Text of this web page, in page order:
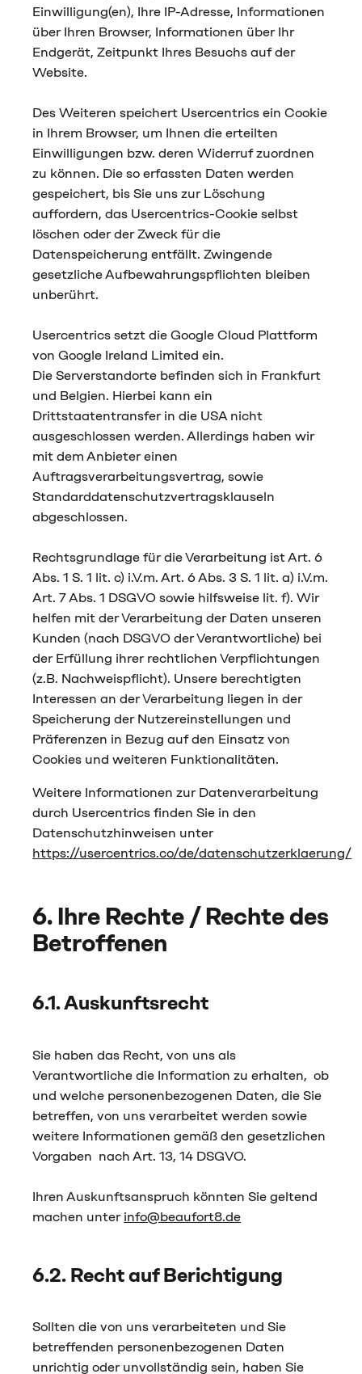
Einwilligung(en), Ihre IP-Adresse, Informationen
über Ihren Browser, Informationen über Ihr
Endgerät, Zeitpunkt Ihres Besuchs auf der
Website.
Des Weiteren speichert Usercentrics ein Cookie
in Ihrem Browser, um Ihnen die erteilten
Einwilligungen bzw. deren Widerruf zuordnen
zu können. Die so erfassten Daten werden
gespeichert, bis Sie uns zur Löschung
auffordern, das Usercentrics-Cookie selbst
löschen oder der Zweck für die
Datenspeicherung entfällt. Zwingende
gesetzliche Aufbewahrungspflichten bleiben
unberührt.
Usercentrics setzt die Google Cloud Plattform
von Google Ireland Limited ein.
Die Serverstandorte befinden sich in Frankfurt
und Belgien. Hierbei kann ein
Drittstaatentransfer in die USA nicht
ausgeschlossen werden. Allerdings haben wir
mit dem Anbieter einen
Auftragsverarbeitungsvertrag, sowie
Standarddatenschutzvertragsklauseln
abgeschlossen.
Rechtsgrundlage für die Verarbeitung ist Art. 6
Abs. 1 S. 1 lit. c) i.V.m. Art. 6 Abs. 3 S. 1 lit. a) i.V.m.
Art. 7 Abs. 1 DSGVO sowie hilfsweise lit. f). Wir
helfen mit der Verarbeitung der Daten unseren
Kunden (nach DSGVO der Verantwortliche) bei
der Erfüllung ihrer rechtlichen Verpflichtungen
(z.B. Nachweispflicht). Unsere berechtigten
Interessen an der Verarbeitung liegen in der
Speicherung der Nutzereinstellungen und
Präferenzen in Bezug auf den Einsatz von
Cookies und weiteren Funktionalitäten.
Weitere Informationen zur Datenverarbeitung
durch Usercentrics finden Sie in den
Datenschutzhinweisen unter
https://usercentrics.co/de/datenschutzerklaerung/
6. Ihre Rechte / Rechte des
Betroffenen
6.1. Auskunftsrecht
Sie haben das Recht, von uns als
Verantwortliche die Information zu erhalten, ob
und welche personenbezogenen Daten, die Sie
betreffen, von uns verarbeitet werden sowie
weitere Informationen gemäß den gesetzlichen
Vorgaben nach Art. 13, 14 DSGVO.
Ihren Auskunftsanspruch könnten Sie geltend
machen unter info@beaufort8.de
6.2. Recht auf Berichtigung
Sollten die von uns verarbeiteten und Sie
betreffenden personenbezogenen Daten
unrichtig oder unvollständig sein, haben Sie